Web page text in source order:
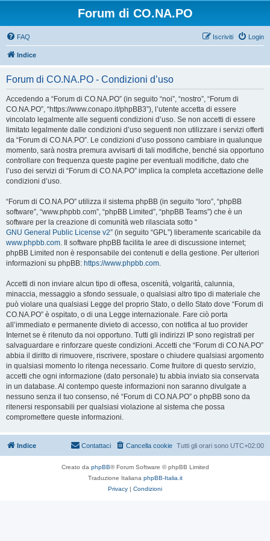
Forum di CO.NA.PO
FAQ Login
Iscriviti
Indice
Forum di CO.NA.PO - Condizioni d’uso
Accedendo a “Forum di CO.NA.PO” (in seguito “noi”, “nostro”, “Forum di
CO.NA.PO”, “https://www.conapo.it/phpBB3”), l’utente accetta di essere
vincolato legalmente alle seguenti condizioni d’uso. Se non accetti di essere
limitato legalmente dalle condizioni d’uso seguenti non utilizzare i servizi offerti
da “Forum di CO.NA.PO”. Le condizioni d’uso possono cambiare in qualunque
momento, sarà nostra premura avvisarti di tali modifiche, benché sia opportuno
controllare con frequenza queste pagine per eventuali modifiche, dato che
l’uso dei servizi di “Forum di CO.NA.PO” implica la completa accettazione delle
condizioni d’uso.
“Forum di CO.NA.PO” utilizza il sistema phpBB (in seguito “loro”, “phpBB
software”, “www.phpbb.com”, “phpBB Limited”, “phpBB Teams”) che è un
software per la creazione di comunità web rilasciata sotto “
GNU General Public License v2” (in seguito “GPL”) liberamente scaricabile da
www.phpbb.com. Il software phpBB facilita le aree di discussione internet;
phpBB Limited non è responsabile dei contenuti e della gestione. Per ulteriori
informazioni su phpBB: https://www.phpbb.com.
Accetti di non inviare alcun tipo di offesa, oscenità, volgarità, calunnia,
minaccia, messaggio a sfondo sessuale, o qualsiasi altro tipo di materiale che
può violare una qualsiasi Legge del proprio Stato, o dello Stato dove “Forum di
CO.NA.PO” è ospitato, o di una Legge internazionale. Fare ciò porta
all’immediato e permanente divieto di accesso, con notifica al tuo provider
Internet se è ritenuto da noi opportuno. Tutti gli indirizzi IP sono registrati per
salvaguardare e rinforzare queste condizioni. Accetti che “Forum di CO.NA.PO”
abbia il diritto di rimuovere, riscrivere, spostare o chiudere qualsiasi argomento
in qualsiasi momento lo ritenga necessario. Come fruitore di questo servizio,
accetti che ogni informazione (dato personale) tu abbia inviato sia conservata
in un database. Al contempo queste informazioni non saranno divulgate a
nessuno senza il tuo consenso, né “Forum di CO.NA.PO” o phpBB sono da
ritenersi responsabili per qualsiasi violazione al sistema che possa
compromettere queste informazioni.
Indice Tutti gli orari sono UTC+02:00
Cancella cookie
Contattaci
Creato da phpBB® Forum Software © phpBB Limited
Traduzione Italiana phpBB-Italia.it
Privacy | Condizioni